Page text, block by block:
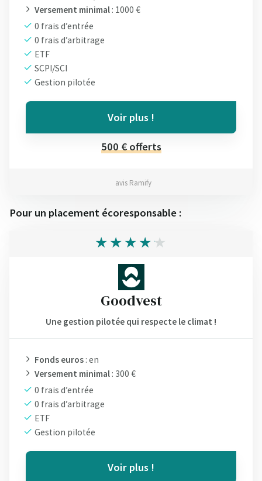
Versement minimal : 1000 €
0 frais d’entrée
0 frais d’arbitrage
ETF
SCPI/SCI
Gestion pilotée
Voir plus !
500 € offerts
avis Ramify
Pour un placement écoresponsable :
Goodvest
Une gestion pilotée qui respecte le climat !
Fonds euros : en
Versement minimal : 300 €
0 frais d’entrée
0 frais d’arbitrage
ETF
Gestion pilotée
Voir plus !